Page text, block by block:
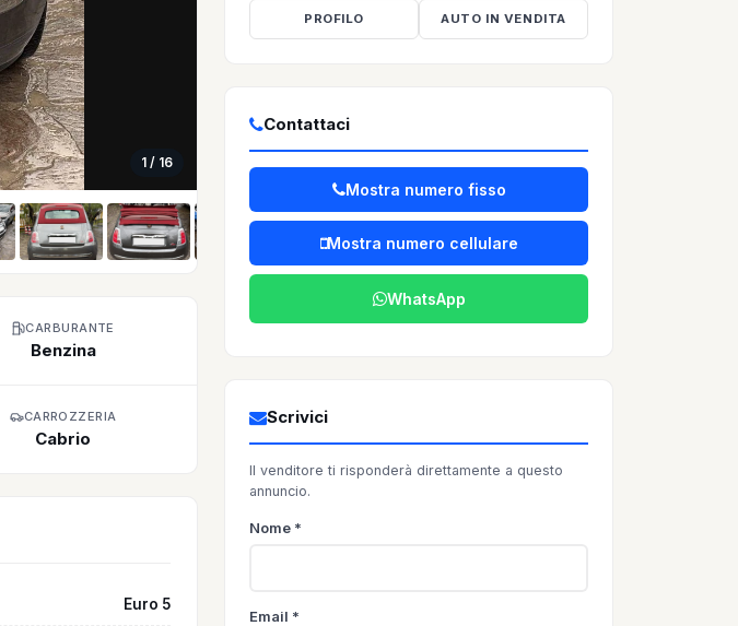
1 / 16
CARBURANTE
Benzina
CARROZZERIA
Cabrio
Euro 5
PROFILO AUTO IN VENDITA
Contattaci
Mostra numero fisso
Mostra numero cellulare
WhatsApp
Scrivici
Il venditore ti risponderà direttamente a questo
annuncio.
Nome *
Email *